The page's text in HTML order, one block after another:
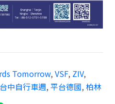
Tomorrow, VSF, ZIV,
台中自行車週, 平台德國, 柏林